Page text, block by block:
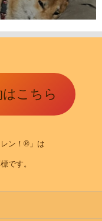
こちら
ン！®」は
です。